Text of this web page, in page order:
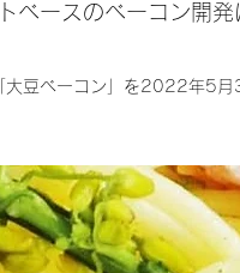
ベースのベーコン開発
大豆ベーコン」を2022年5月